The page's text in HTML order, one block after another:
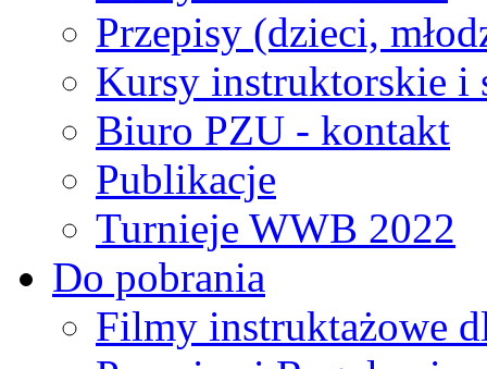
Przepisy (dzieci,
Kursy instruktorskie i
Biuro PZU - kontakt
Publikacje
Turnieje WWB 2022
Do pobrania
Filmy instruktażowe